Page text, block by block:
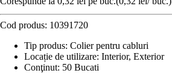
Cod produs: 10391720
Tip produs: Colier pentru cabluri
Locație de utilizare: Interior, Exterior
Conţinut: 50 Bucati